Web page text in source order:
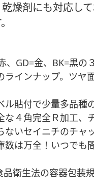
燥剤にも対応し
、GD=金、BK=黒の
ラインナップ。ツヤ
ル貼付で少量多品種
な４角完全Ｒ加工、
ないセイニチのチャ
数は万全！いつでも
衛生法の容器包装